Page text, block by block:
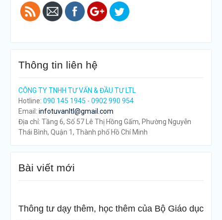
Thông tin liên hệ
CÔNG TY TNHH TƯ VẤN & ĐẦU TƯ LTL
Hotline: 090 145 1945 - 0902 990 954
Email: infotuvanltl@gmail.com
Địa chỉ: Tầng 6, Số 57 Lê Thị Hồng Gấm, Phường Nguyễn
Thái Bình, Quận 1, Thành phố Hồ Chí Minh
Bài viết mới
Thông tư dạy thêm, học thêm của Bộ Giáo dục